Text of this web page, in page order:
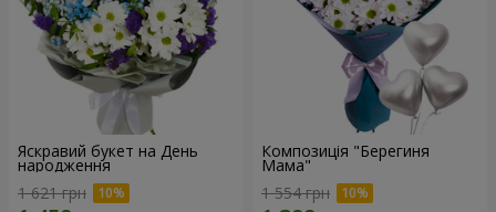
Яскравий букет на День
народження
1 621 грн
Композиція "Берегиня
Мама"
1 554 грн